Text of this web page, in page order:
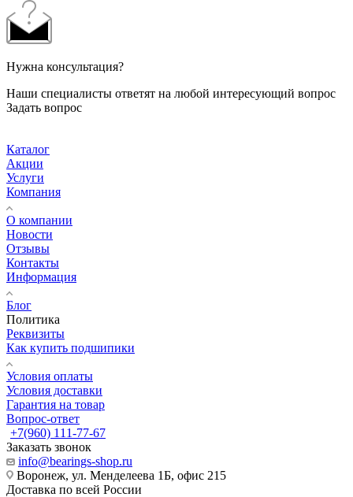
Нужна консультация?
Наши специалисты ответят на любой интересующий вопрос
Задать вопрос
Каталог
Акции
Услуги
Компания
О компании
Новости
Отзывы
Контакты
Информация
Блог
Политика
Реквизиты
Как купить подшипики
Условия оплаты
Условия доставки
Гарантия на товар
Вопрос-ответ
+7(960) 111-77-67
Заказать звонок
info@bearings-shop.ru
Воронеж, ул. Менделеева 1Б, офис 215
Доставка по всей России